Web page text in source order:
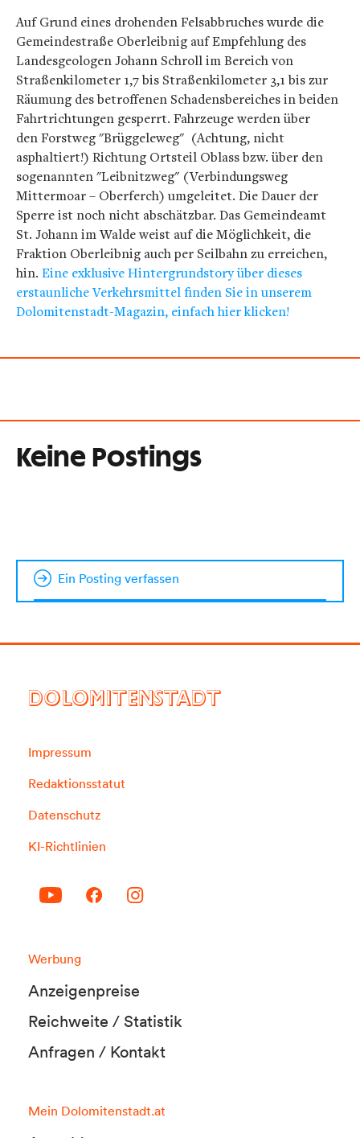
Auf Grund eines drohenden Felsabbruches wurde die
Gemeindestraße Oberleibnig auf Empfehlung des
Landesgeologen Johann Schroll im Bereich von
Straßenkilometer 1,7 bis Straßenkilometer 3,1 bis zur
Räumung des betroffenen Schadensbereiches in beiden
Fahrtrichtungen gesperrt. Fahrzeuge werden über
den Forstweg "Brüggeleweg" (Achtung, nicht
asphaltiert!) Richtung Ortsteil Oblass bzw. über den
sogenannten "Leibnitzweg" (Verbindungsweg
Mittermoar – Oberferch) umgeleitet. Die Dauer der
Sperre ist noch nicht abschätzbar. Das Gemeindeamt
St. Johann im Walde weist auf die Möglichkeit, die
Fraktion Oberleibnig auch per Seilbahn zu erreichen,
hin. Eine exklusive Hintergrundstory über dieses
erstaunliche Verkehrsmittel finden Sie in unserem
Dolomitenstadt-Magazin, einfach hier klicken!
Keine Postings
Ein Posting verfassen
DOLOMITENSTADT
Impressum
Redaktionsstatut
Datenschutz
KI-Richtlinien
Werbung
Anzeigenpreise
Reichweite / Statistik
Anfragen / Kontakt
Mein Dolomitenstadt.at